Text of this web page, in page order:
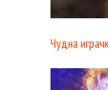
Чудна